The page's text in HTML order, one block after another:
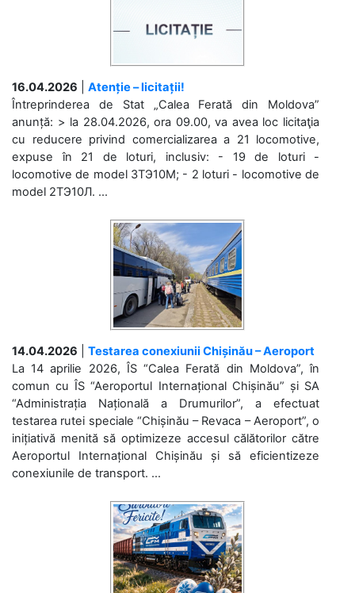
16.04.2026
Atenție – licitații!
Întreprinderea de Stat „Calea Ferată din Moldova”
anunță: > la 28.04.2026, ora 09.00, va avea loc licitaţia
cu reducere privind comercializarea a 21 locomotive,
expuse în 21 de loturi, inclusiv: - 19 de loturi -
locomotive de model 3ТЭ10М; - 2 loturi - locomotive de
model 2ТЭ10Л. ...
14.04.2026
Testarea conexiunii Chișinău – Aeroport
La 14 aprilie 2026, ÎS “Calea Ferată din Moldova”, în
comun cu ÎS “Aeroportul Internațional Chișinău” și SA
“Administrația Națională a Drumurilor”, a efectuat
testarea rutei speciale “Chișinău – Revaca – Aeroport”, o
inițiativă menită să optimizeze accesul călătorilor către
Aeroportul Internațional Chișinău și să eficientizeze
conexiunile de transport. ...